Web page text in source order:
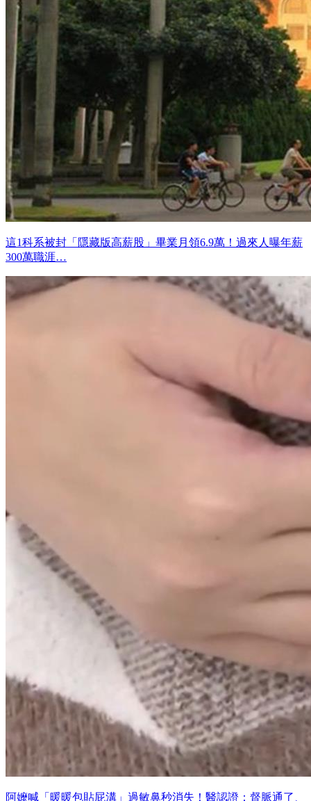
這1科系被封「隱藏版高薪股」畢業月領6.9萬！過來人曝年薪
300萬職涯…
阿嬤喊「暖暖包貼屁溝」過敏鼻秒消失！醫認證：督脈通了、